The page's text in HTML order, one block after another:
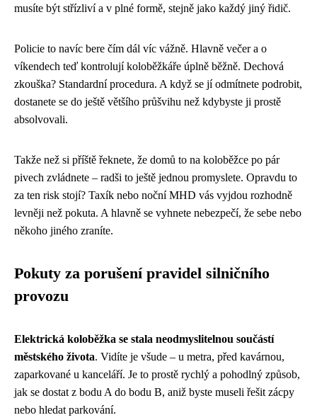
musíte být střízliví a v plné formě, stejně jako každý jiný řidič.
Policie to navíc bere čím dál víc vážně. Hlavně večer a o
víkendech teď kontrolují koloběžkáře úplně běžně. Dechová
zkouška? Standardní procedura. A když se jí odmítnete podrobit,
dostanete se do ještě většího průšvihu než kdybyste ji prostě
absolvovali.
Takže než si příště řeknete, že domů to na koloběžce po pár
pivech zvládnete – radši to ještě jednou promyslete. Opravdu to
za ten risk stojí? Taxík nebo noční MHD vás vyjdou rozhodně
levněji než pokuta. A hlavně se vyhnete nebezpečí, že sebe nebo
někoho jiného zraníte.
Pokuty za porušení pravidel silničního
provozu
Elektrická koloběžka se stala neodmyslitelnou součástí
městského života. Vidíte je všude – u metra, před kavárnou,
zaparkované u kanceláří. Je to prostě rychlý a pohodlný způsob,
jak se dostat z bodu A do bodu B, aniž byste museli řešit zácpy
nebo hledat parkování.